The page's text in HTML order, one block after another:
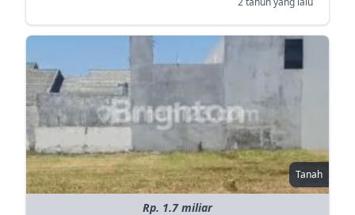
Tanah
Rp. 1.7 miliar